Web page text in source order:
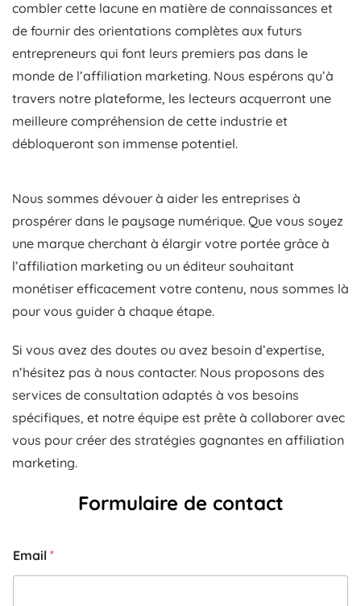
combler cette lacune en matière de connaissances et
de fournir des orientations complètes aux futurs
entrepreneurs qui font leurs premiers pas dans le
monde de l’affiliation marketing. Nous espérons qu’à
travers notre plateforme, les lecteurs acquerront une
meilleure compréhension de cette industrie et
débloqueront son immense potentiel.
Nous sommes dévouer à aider les entreprises à
prospérer dans le paysage numérique. Que vous soyez
une marque cherchant à élargir votre portée grâce à
l’affiliation marketing ou un éditeur souhaitant
monétiser efficacement votre contenu, nous sommes là
pour vous guider à chaque étape.
Si vous avez des doutes ou avez besoin d’expertise,
n’hésitez pas à nous contacter. Nous proposons des
services de consultation adaptés à vos besoins
spécifiques, et notre équipe est prête à collaborer avec
vous pour créer des stratégies gagnantes en affiliation
marketing.
Formulaire de contact
Email *